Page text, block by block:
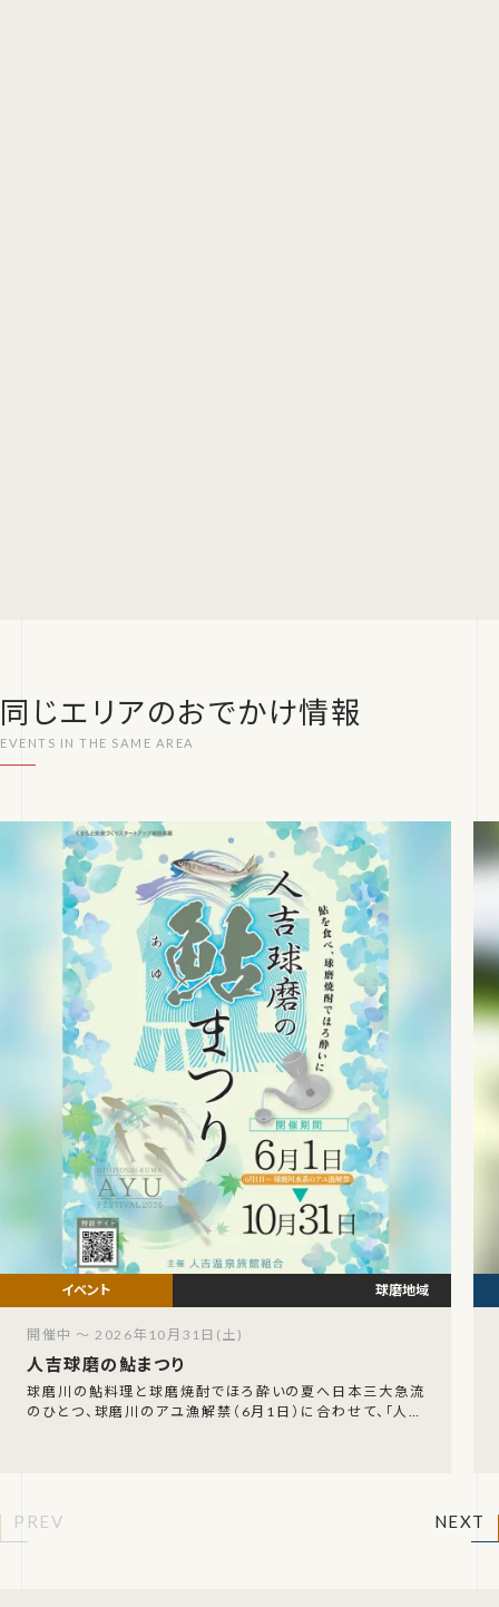
同じエリアのおでかけ情報
人吉球磨の鮎まつり
球磨川の鮎料理と球磨焼酎でほろ酔いの夏へ日本三大急流
のひとつ、球磨川のアユ漁解禁（6月1日）に合わせて、「人吉
球磨地域
開催中 ～ 2026年10月31日(土)
PREV NEXT